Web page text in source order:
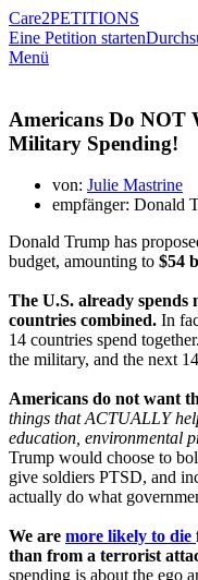
Care2PETITIONS
Eine Petition starten
Menü
Americans Do NOT
Military Spending!
von: Julie Mastrine
empfänger: Donald
Donald Trump has
budget, amounting to $54
The U.S. already
countries combined. In
14 countries spend
the military, and the next
Americans do not want
things that ACTUALLY
education, environmental
Trump would choose to
give soldiers PTSD, and
actually do what
We are more likely to die
than from a terrorist
spending is about the ego